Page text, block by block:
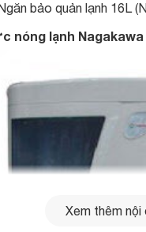
bảo quản lạnh 16L
lạnh Nagakawa
Xem thêm nội